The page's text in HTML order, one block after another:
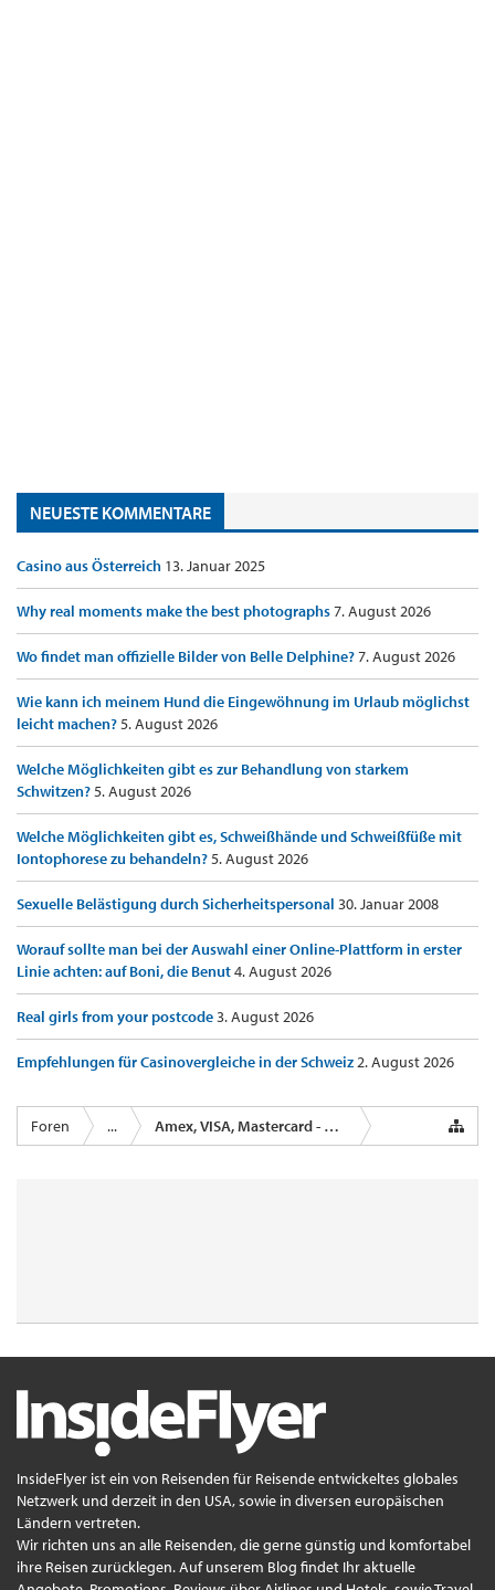
NEUESTE KOMMENTARE
Casino aus Österreich 13. Januar 2025
Why real moments make the best photographs7. August 2026
Wo findet man offizielle Bilder von Belle Delphine?7. August 2026
Wie kann ich meinem Hund die Eingewöhnung im Urlaub möglichst
leicht machen?5. August 2026
Welche Möglichkeiten gibt es zur Behandlung von starkem
Schwitzen?5. August 2026
Welche Möglichkeiten gibt es, Schweißhände und Schweißfüße mit
Iontophorese zu behandeln?5. August 2026
Sexuelle Belästigung durch Sicherheitspersonal 30. Januar 2008
Worauf sollte man bei der Auswahl einer Online-Plattform in erster
Linie achten: auf Boni, die Benut4. August 2026
Real girls from your postcode3. August 2026
Empfehlungen für Casinovergleiche in der Schweiz2. August 2026
Foren ... Amex, VISA, Mastercard - Kreditkartenanbieter
InsideFlyer ist ein von Reisenden für Reisende entwickeltes globales
Netzwerk und derzeit in den USA, sowie in diversen europäischen
Ländern vertreten.
Wir richten uns an alle Reisenden, die gerne günstig und komfortabel
ihre Reisen zurücklegen. Auf unserem Blog findet Ihr aktuelle